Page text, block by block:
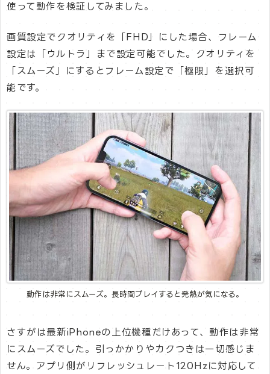
使って動作を検証してみました。
画質設定でクオリティを「FHD」にした場合、フレーム
設定は「ウルトラ」まで設定可能でした。クオリティを
「スムーズ」にするとフレーム設定で「極限」を選択可
能です。
動作は非常にスムーズ。長時間プレイすると発熱が気になる。
さすがは最新iPhoneの上位機種だけあって、動作は非常
にスムーズでした。引っかかりやカクつきは一切感じま
せん。アプリ側がリフレッシュレート120Hzに対応して